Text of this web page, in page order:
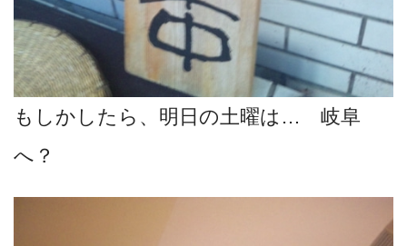
もしかしたら、明日の土曜は… 岐阜
へ？